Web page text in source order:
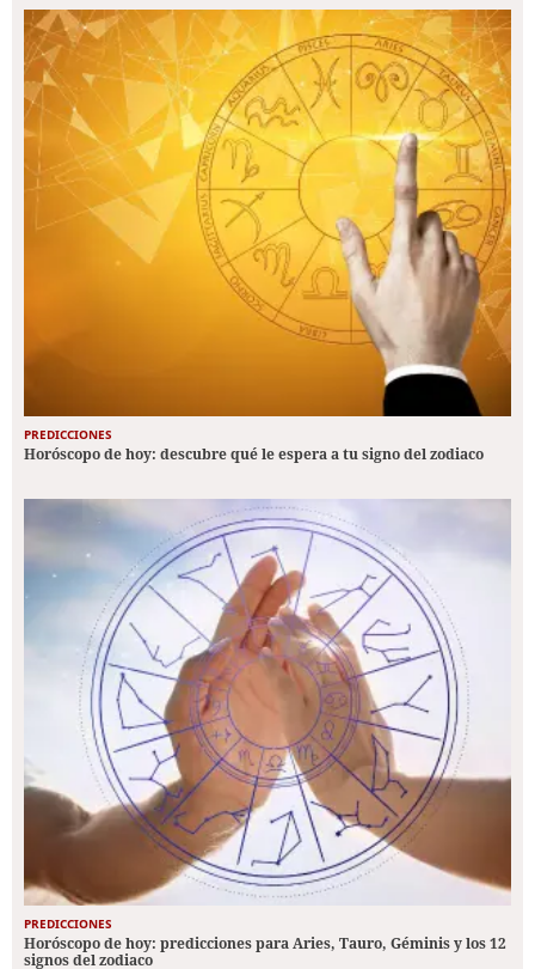
PREDICCIONES
Horóscopo de hoy: descubre qué le espera a tu signo del zodiaco
PREDICCIONES
Horóscopo de hoy: predicciones para Aries, Tauro, Géminis y los 12
signos del zodiaco